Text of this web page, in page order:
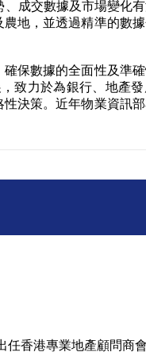
成交數據及市場變化
地，並透過精準的數
保數據的全面性及準
致力於為銀行、地產
決策。近年物業資訊
香港專業地產顧問商會